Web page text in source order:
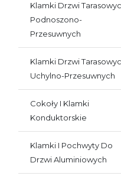
Klamki Drzwi
Podnoszono-
Przesuwnych
Klamki Drzwi
Uchylno-Przesuwnych
Cokoły I Klamki
Konduktorskie
Klamki I Pochwyty Do
Drzwi Aluminiowych